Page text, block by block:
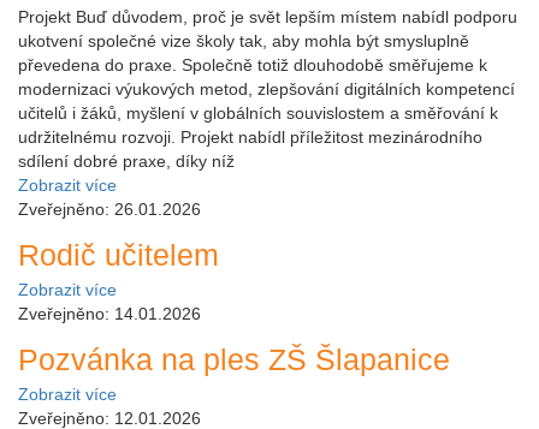
Projekt Buď důvodem, proč je svět lepším místem nabídl podporu
ukotvení společné vize školy tak, aby mohla být smysluplně
převedena do praxe. Společně totiž dlouhodobě směřujeme k
modernizaci výukových metod, zlepšování digitálních kompetencí
učitelů i žáků, myšlení v globálních souvislostem a směřování k
udržitelnému rozvoji. Projekt nabídl příležitost mezinárodního
sdílení dobré praxe, díky níž
Zobrazit více
Zveřejněno: 26.01.2026
Rodič učitelem
Zobrazit více
Zveřejněno: 14.01.2026
Pozvánka na ples ZŠ Šlapanice
Zobrazit více
Zveřejněno: 12.01.2026